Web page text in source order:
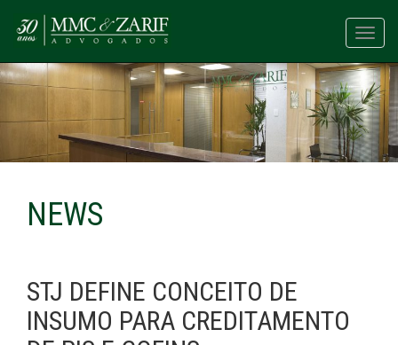
NEWS
STJ DEFINE CONCEITO DE
INSUMO PARA CREDITAMENTO